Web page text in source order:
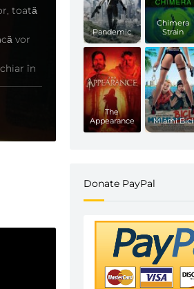
toată
vor
în
Pandemic
Chimera
Strain
The
Appearance
Miami Bici
Donate PayPal